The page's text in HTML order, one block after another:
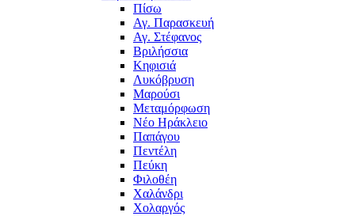
Πίσω
Αγ. Παρασκευή
Αγ. Στέφανος
Βριλήσσια
Κηφισιά
Λυκόβρυση
Μαρούσι
Μεταμόρφωση
Νέο Ηράκλειο
Παπάγου
Πεντέλη
Πεύκη
Φιλοθέη
Χαλάνδρι
Χολαργός